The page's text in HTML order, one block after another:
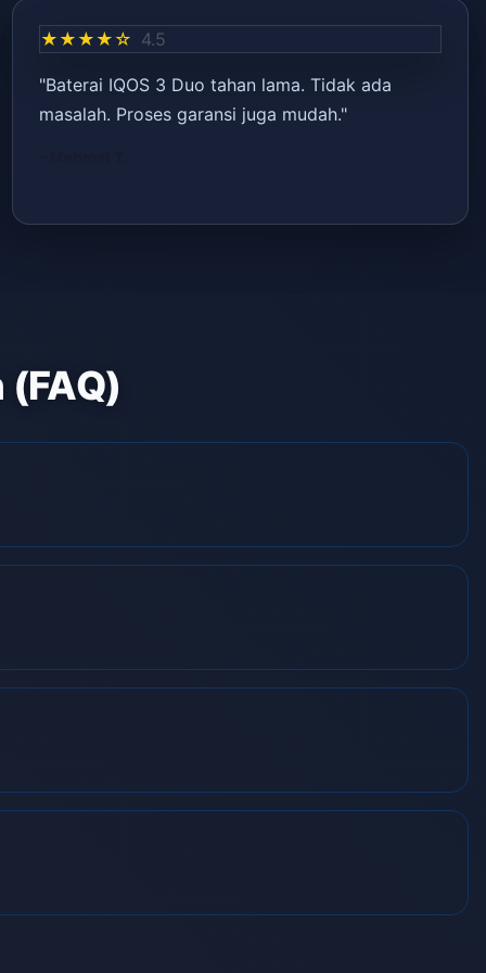
★★★★☆ 4.5
"Baterai IQOS 3 Duo tahan lama. Tidak ada
masalah. Proses garansi juga mudah."